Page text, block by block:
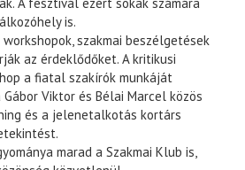
is.
szakmai beszélgetések
az érdeklődőket. A kritikusi
a fiatal szakírók munkáját
Viktor és Bélai Marcel közös
és a jelenetalkotás kortárs
marad a Szakmai Klub is,